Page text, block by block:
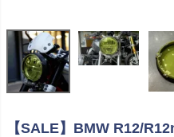
【SALE】BMW R12/